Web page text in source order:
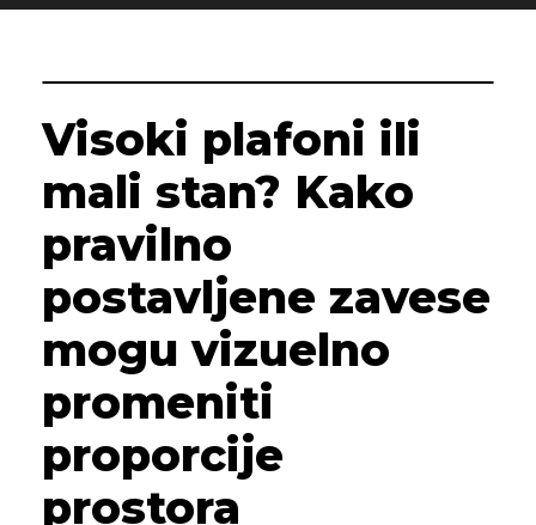
Visoki plafoni ili
mali stan? Kako
pravilno
postavljene zavese
mogu vizuelno
promeniti
proporcije
prostora